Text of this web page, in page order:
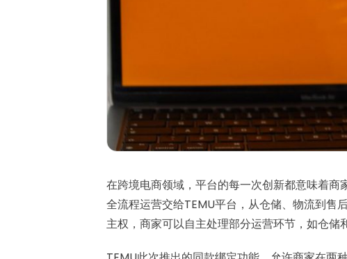
在跨境电商领域，平台的每一次创新都意味着
全流程运营交给TEMU平台，从仓储、物流到售
主权，商家可以自主处理部分运营环节，如仓储